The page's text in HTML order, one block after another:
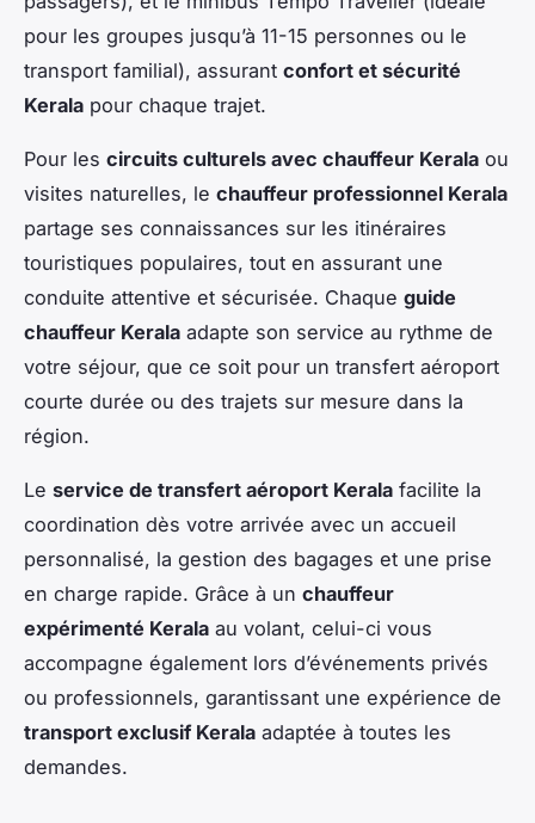
pour les groupes jusqu’à 11-15 personnes ou le
transport familial), assurant confort et sécurité
Kerala pour chaque trajet.
Pour les circuits culturels avec chauffeur Kerala ou
visites naturelles, le chauffeur professionnel Kerala
partage ses connaissances sur les itinéraires
touristiques populaires, tout en assurant une
conduite attentive et sécurisée. Chaque guide
chauffeur Kerala adapte son service au rythme de
votre séjour, que ce soit pour un transfert aéroport
courte durée ou des trajets sur mesure dans la
région.
Le service de transfert aéroport Kerala facilite la
coordination dès votre arrivée avec un accueil
personnalisé, la gestion des bagages et une prise
en charge rapide. Grâce à un chauffeur
expérimenté Kerala au volant, celui-ci vous
accompagne également lors d’événements privés
ou professionnels, garantissant une expérience de
transport exclusif Kerala adaptée à toutes les
demandes.